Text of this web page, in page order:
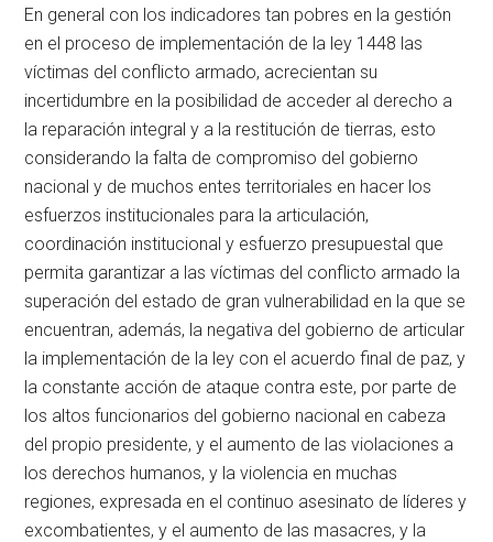
En general con los indicadores tan pobres en la gestión
en el proceso de implementación de la ley 1448 las
víctimas del conflicto armado, acrecientan su
incertidumbre en la posibilidad de acceder al derecho a
la reparación integral y a la restitución de tierras, esto
considerando la falta de compromiso del gobierno
nacional y de muchos entes territoriales en hacer los
esfuerzos institucionales para la articulación,
coordinación institucional y esfuerzo presupuestal que
permita garantizar a las víctimas del conflicto armado la
superación del estado de gran vulnerabilidad en la que se
encuentran, además, la negativa del gobierno de articular
la implementación de la ley con el acuerdo final de paz, y
la constante acción de ataque contra este, por parte de
los altos funcionarios del gobierno nacional en cabeza
del propio presidente, y el aumento de las violaciones a
los derechos humanos, y la violencia en muchas
regiones, expresada en el continuo asesinato de líderes y
excombatientes, y el aumento de las masacres, y la